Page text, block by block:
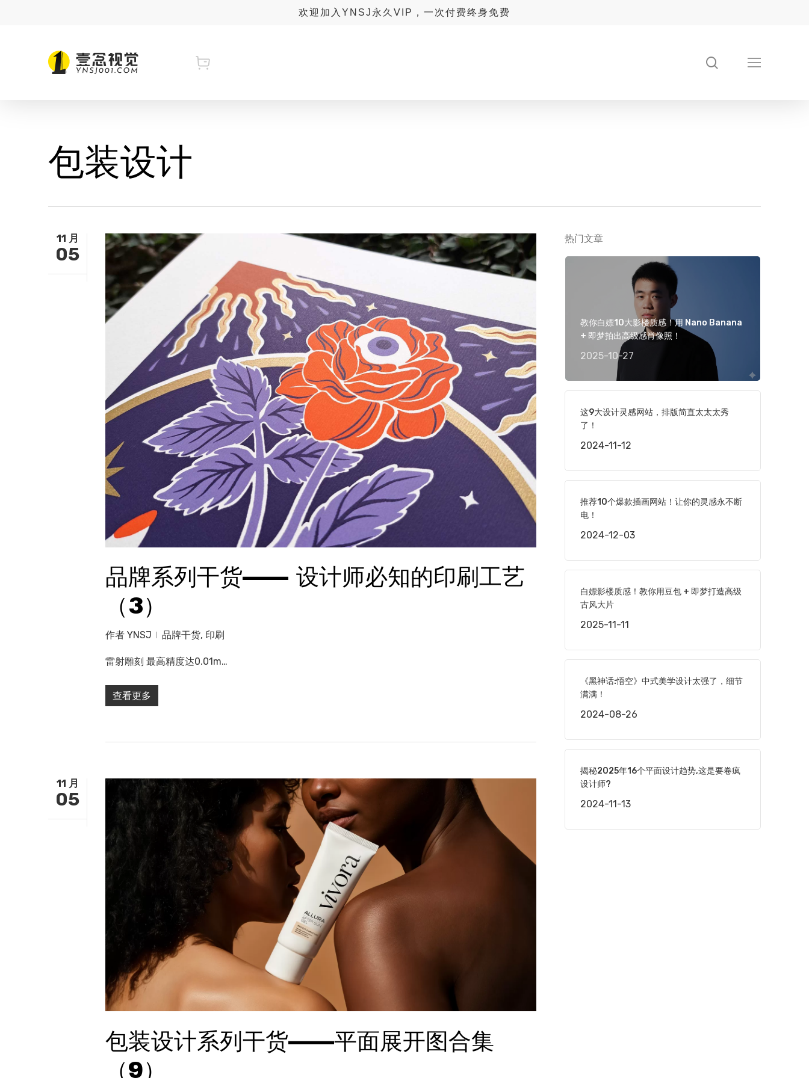
欢迎加入YNSJ永久VIP，一次付费终身免费
Menu
包装设计
11 月
05
品牌系列干货—— 设计师必知的印刷工艺
（3）
作者 YNSJ 品牌干货, 印刷
雷射雕刻 最高精度达0.01m…
查看更多
11 月
05
包装设计系列干货——平面展开图合集
（9）
热门文章
教你白嫖10大影楼质感！用 Nano Banana
+ 即梦拍出高级感肖像照！
2025-10-27
这9大设计灵感网站，排版简直太太太秀
了！
2024-11-12
推荐10个爆款插画网站！让你的灵感永不断
电！
2024-12-03
白嫖影楼质感！教你用豆包 + 即梦打造高级
古风大片
2025-11-11
《黑神话:悟空》中式美学设计太强了，细节
满满！
2024-08-26
揭秘2025年16个平面设计趋势,这是要卷疯
设计师?
2024-11-13